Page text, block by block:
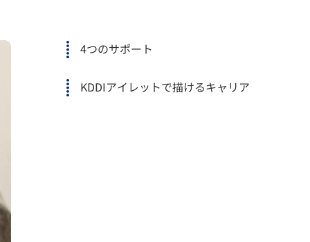
4つのサポート
KDDIアイレットで描けるキャリア